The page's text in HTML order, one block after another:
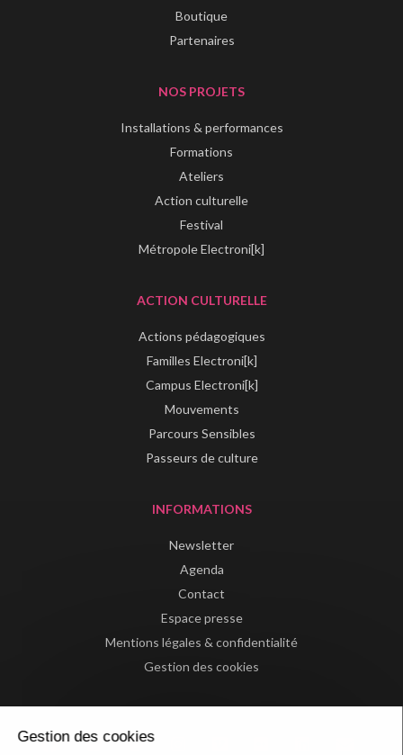
Boutique
Partenaires
NOS PROJETS
Installations & performances
Formations
Ateliers
Action culturelle
Festival
Métropole Electroni[k]
ACTION CULTURELLE
Actions pédagogiques
Familles Electroni[k]
Campus Electroni[k]
Mouvements
Parcours Sensibles
Passeurs de culture
INFORMATIONS
Newsletter
Agenda
Contact
Espace presse
Mentions légales & confidentialité
Gestion des cookies
Gestion des cookies